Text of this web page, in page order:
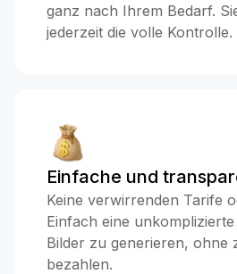
ganz nach Ihrem Bedarf.
jederzeit die volle Kontrolle.
Einfache und
Keine verwirrenden Tarife
Einfach eine
Bilder zu generieren, ohne
bezahlen.